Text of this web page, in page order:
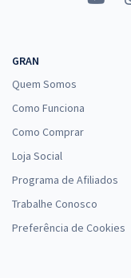
GRAN
Quem Somos
Como Funciona
Como Comprar
Loja Social
Programa de Afiliados
Trabalhe Conosco
Preferência de Cookies